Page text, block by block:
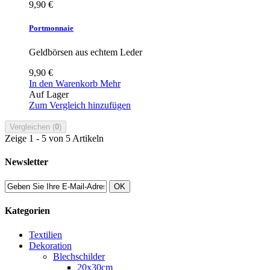
9,90 €
Portmonnaie
Geldbörsen aus echtem Leder
9,90 €
In den Warenkorb Mehr
Auf Lager
Zum Vergleich hinzufügen
Vergleichen (0)
Zeige 1 - 5 von 5 Artikeln
Newsletter
OK
Kategorien
Textilien
Dekoration
Blechschilder
20x30cm